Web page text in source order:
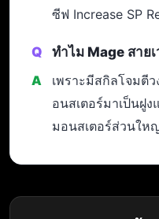
ซีฟ Increase SP
ทำไม Mage สาย
เพราะมีสกิลโจมตี
อนสเตอร์มาเป็นฝูง
มอนสเตอร์ส่วนให